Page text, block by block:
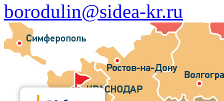
borodulin@sidea-kr.ru